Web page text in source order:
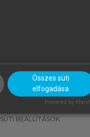
MI – ÁLTALÁNOS IRÁNYELVEK
SÜTI BEÁLLÍTÁSOK
Összes süti
elfogadása
Powered by Klaro!